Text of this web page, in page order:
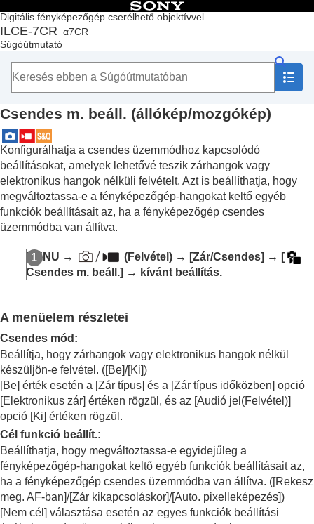
Digitális fényképezőgép cserélhető objektívvel
ILCE-7CR α7CR
Súgóútmutató
Tartalomjegyzék
Lap teteje
A „Súgóútmutató” használata
A fényképezőgép és a mellékelt tartozékok ellenőrzése
Alapvető műveletek
A fényképezőgép előkészítése / alapvető fényképezési
műveletek
Funkciók keresése a MENU-ben
A fényképezési funkciók használata
A fejezet tartalma
Felvételi mód választása
Kényelmes funkciók szelfivideók és vlogok
készítéséhez
Témafelismerő AF
A fókuszállítási funkciók használata
Fehéregyensúly
Log felvétel beállítások
Effektusok adása a képekhez
Fényképezés képtovábbítási módokkal
(folyamatos felvétel/önkioldó)
Önkioldó(mozgókép)
Időköz felv. funk.
Fényképezés nagy felbontással
A képminőség és a felvételi formátum beállítása
Az érintéses funkciók használata
A zár beállításai
Csendes m. beáll. (állókép/mozgókép)
Zár típus
Kiold lencse n.(állókép/mozgókép)
Csendes m. beáll. (állókép/mozgókép)
Konfigurálhatja a csendes üzemmódhoz kapcsolódó
beállításokat, amelyek lehetővé teszik zárhangok vagy
elektronikus hangok nélküli felvételt. Azt is beállíthatja, hogy
megváltoztassa-e a fényképezőgép-hangokat keltő egyéb
funkciók beállításait az, ha a fényképezőgép csendes
üzemmódba van állítva.
MENU → (Felvétel) → [Zár/Csendes] → [
Csendes m. beáll.] → kívánt beállítás.
A menüelem részletei
Csendes mód :
Beállítja, hogy zárhangok vagy elektronikus hangok nélkül
készüljön-e felvétel. ([Be]/[Ki])
[Be] érték esetén a [Zár típus] és a [Zár típus időközben] opció
[Elektronikus zár] értéken rögzül, és az [Audió jel(Felvétel)]
opció [Ki] értéken rögzül.
Cél funkció beállít.:
Beállíthatja, hogy megváltoztassa-e egyidejűleg a
fényképezőgép-hangokat keltő egyéb funkciók beállításait az,
ha a fényképezőgép csendes üzemmódba van állítva. ([Rekesz
meg. AF-ban]/[Zár kikapcsoláskor]/[Auto. pixelleképezés])
[Nem cél] választása esetén az egyes funkciók beállítási